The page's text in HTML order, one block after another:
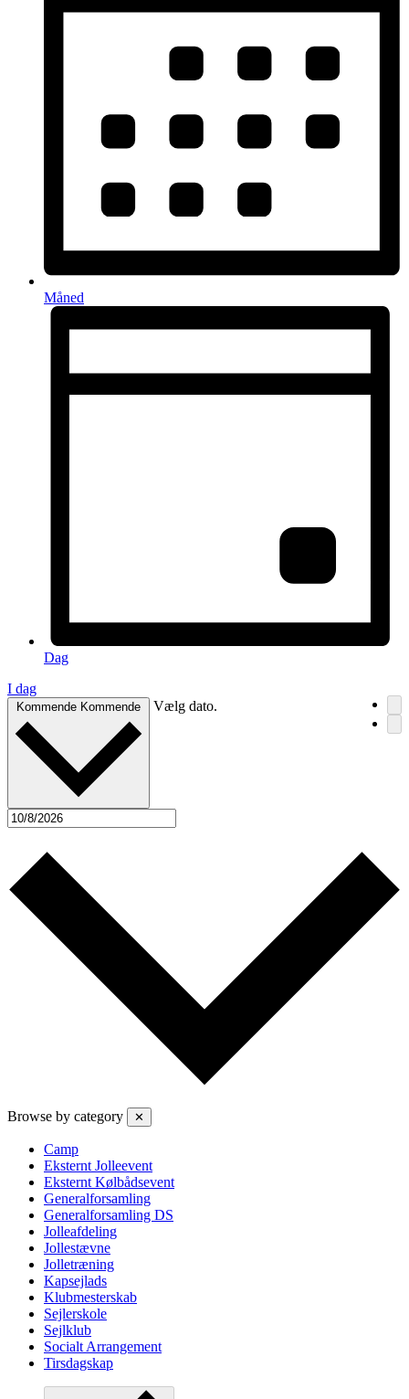
Måned
Dag
I dag
Kommende Kommende Vælg dato.
Browse by category ✕
Camp
Eksternt Jolleevent
Eksternt Kølbådsevent
Generalforsamling
Generalforsamling DS
Jolleafdeling
Jollestævne
Jolletræning
Kapsejlads
Klubmesterskab
Sejlerskole
Sejlklub
Socialt Arrangement
Tirsdagskap